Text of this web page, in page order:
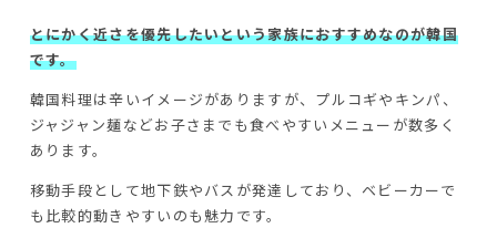
とにかく近さを優先したいという家族におすすめなのが韓国
です。
韓国料理は辛いイメージがありますが、プルコギやキンパ、
ジャジャン麺などお子さまでも食べやすいメニューが数多く
あります。
移動手段として地下鉄やバスが発達しており、ベビーカーで
も比較的動きやすいのも魅力です。